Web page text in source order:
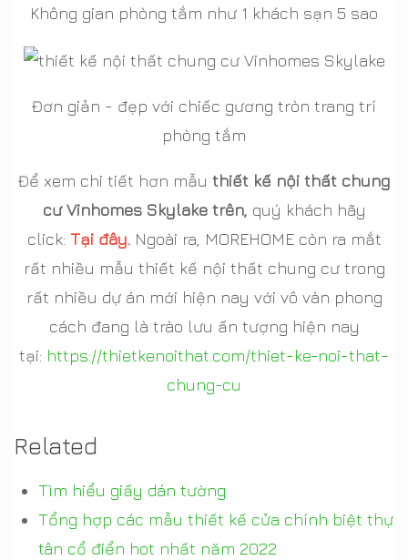
Không gian phòng tắm như 1 khách sạn 5 sao
Đơn giản - đẹp với chiếc gương tròn trang trí
phòng tắm
Để xem chi tiết hơn mẫu thiết kế nội thất chung
cư Vinhomes Skylake trên, quý khách hãy
click: Tại đây. Ngoài ra, MOREHOME còn ra mắt
rất nhiều mẫu thiết kế nội thất chung cư trong
rất nhiều dự án mới hiện nay với vô vàn phong
cách đang là trào lưu ấn tượng hiện nay
tại: https://thietkenoithat.com/thiet-ke-noi-that-
chung-cu
Related
Tìm hiểu giấy dán tường
Tổng hợp các mẫu thiết kế cửa chính biệt thự
tân cổ điển hot nhất năm 2022